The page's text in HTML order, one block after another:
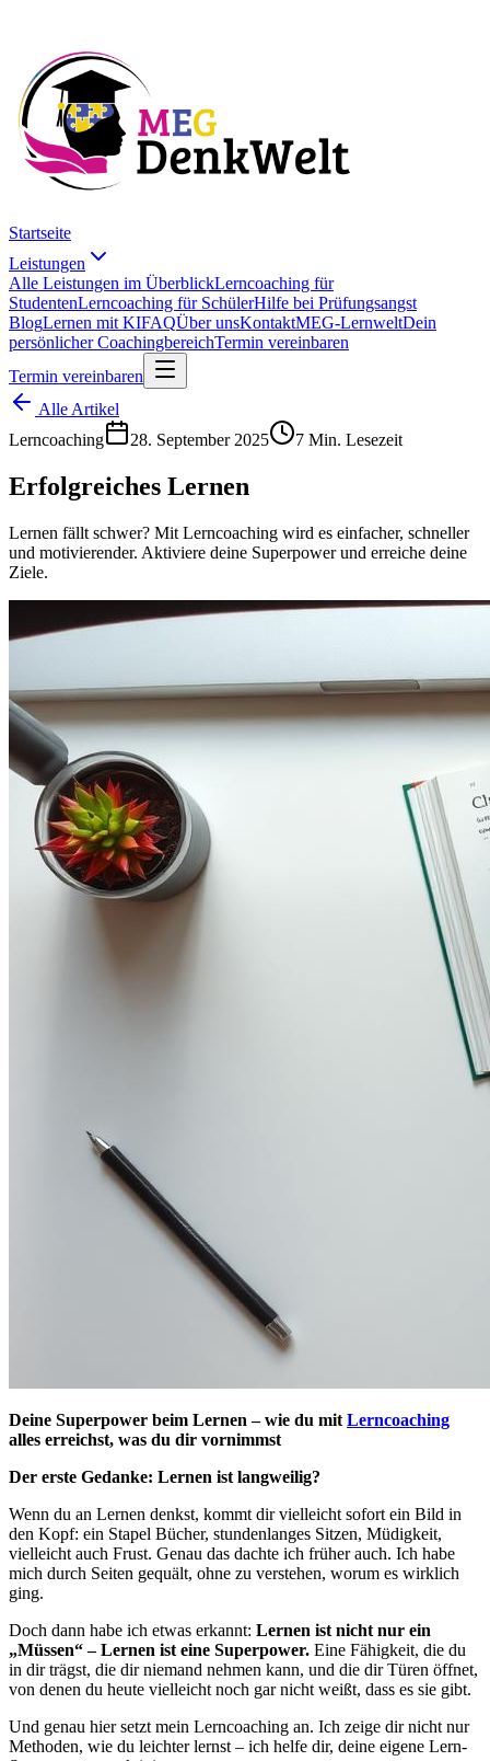
Startseite
Leistungen
Alle Leistungen im ÜberblickLerncoaching für
StudentenLerncoaching für SchülerHilfe bei Prüfungsangst
BlogLernen mit KIFAQÜber unsKontaktMEG-LernweltDein
persönlicher CoachingbereichTermin vereinbaren
Termin vereinbaren
Alle Artikel
Lerncoaching
28. September 2025 7 Min. Lesezeit
Erfolgreiches Lernen
Lernen fällt schwer? Mit Lerncoaching wird es einfacher, schneller
und motivierender. Aktiviere deine Superpower und erreiche deine
Ziele.
Deine Superpower beim Lernen – wie du mit Lerncoaching
alles erreichst, was du dir vornimmst
Der erste Gedanke: Lernen ist langweilig?
Wenn du an Lernen denkst, kommt dir vielleicht sofort ein Bild in
den Kopf: ein Stapel Bücher, stundenlanges Sitzen, Müdigkeit,
vielleicht auch Frust. Genau das dachte ich früher auch. Ich habe
mich durch Seiten gequält, ohne zu verstehen, worum es wirklich
ging.
Doch dann habe ich etwas erkannt: Lernen ist nicht nur ein
„Müssen“ – Lernen ist eine Superpower. Eine Fähigkeit, die du
in dir trägst, die dir niemand nehmen kann, und die dir Türen öffnet,
von denen du heute vielleicht noch gar nicht weißt, dass es sie gibt.
Und genau hier setzt mein Lerncoaching an. Ich zeige dir nicht nur
Methoden, wie du leichter lernst – ich helfe dir, deine eigene Lern-